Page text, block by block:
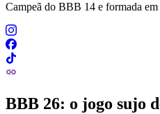
Campeã do BBB 14 e formada
BBB 26: o jogo sujo